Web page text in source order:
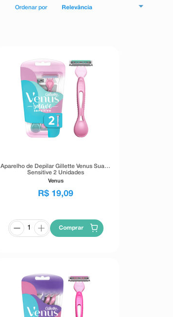
Relevância
Aparelho de Depilar Gillette Venus Suave
Sensitive 2 Unidades
Venus
R$ 19,09
Comprar